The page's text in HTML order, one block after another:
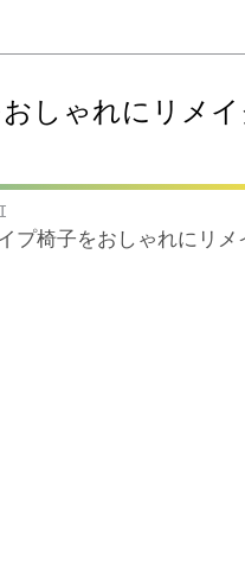
しゃれにリメイ
椅子をおしゃれにリメ